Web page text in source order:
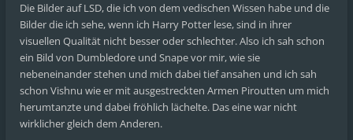
Die Bilder auf LSD, die ich von dem vedischen Wissen habe und die
Bilder die ich sehe, wenn ich Harry Potter lese, sind in ihrer
visuellen Qualität nicht besser oder schlechter. Also ich sah schon
ein Bild von Dumbledore und Snape vor mir, wie sie
nebeneinander stehen und mich dabei tief ansahen und ich sah
schon Vishnu wie er mit ausgestreckten Armen Piroutten um mich
herumtanzte und dabei fröhlich lächelte. Das eine war nicht
wirklicher gleich dem Anderen.